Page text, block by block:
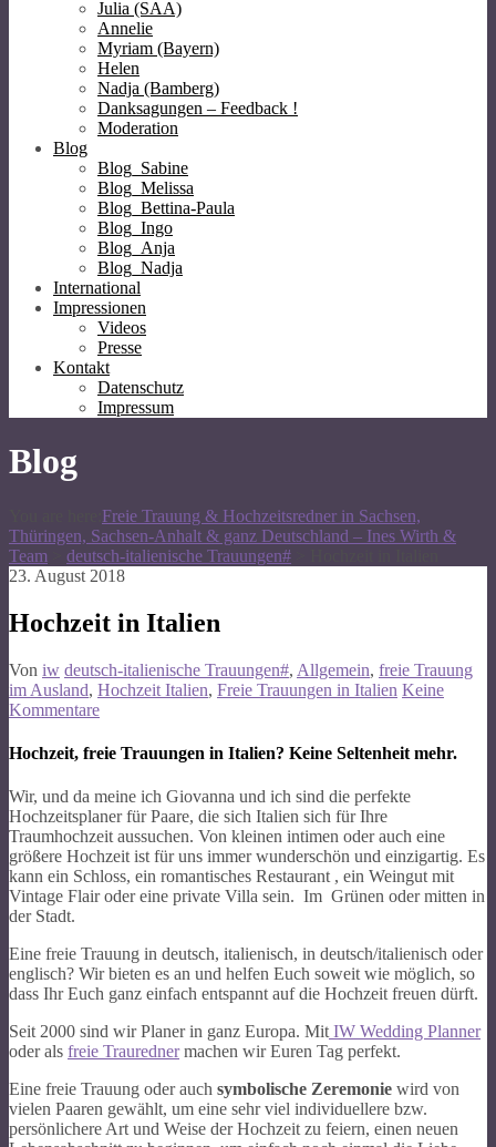
Julia (SAA)
Annelie
Myriam (Bayern)
Helen
Nadja (Bamberg)
Danksagungen – Feedback !
Moderation
Blog
Blog_Sabine
Blog_Melissa
Blog_Bettina-Paula
Blog_Ingo
Blog_Anja
Blog_Nadja
International
Impressionen
Videos
Presse
Kontakt
Datenschutz
Impressum
Blog
Freie Trauung & Hochzeitsredner in Sachsen,
Thüringen, Sachsen-Anhalt & ganz Deutschland – Ines Wirth &
Team
deutsch-italienische Trauungen#
23. August 2018
Hochzeit in Italien
Von iw deutsch-italienische Trauungen#, Allgemein, freie Trauung
im Ausland, Hochzeit Italien, Freie Trauungen in Italien Keine
Kommentare
Hochzeit, freie Trauungen in Italien? Keine Seltenheit mehr.
Wir, und da meine ich Giovanna und ich sind die perfekte
Hochzeitsplaner für Paare, die sich Italien sich für Ihre
Traumhochzeit aussuchen. Von kleinen intimen oder auch eine
größere Hochzeit ist für uns immer wunderschön und einzigartig. Es
kann ein Schloss, ein romantisches Restaurant , ein Weingut mit
Vintage Flair oder eine private Villa sein. Im Grünen oder mitten in
der Stadt.
Eine freie Trauung in deutsch, italienisch, in deutsch/italienisch oder
englisch? Wir bieten es an und helfen Euch soweit wie möglich, so
dass Ihr Euch ganz einfach entspannt auf die Hochzeit freuen dürft.
Seit 2000 sind wir Planer in ganz Europa. Mit IW Wedding Planner
oder als freie Traurednermachen wir Euren Tag perfekt.
Eine freie Trauung oder auch symbolische Zeremonie wird von
vielen Paaren gewählt, um eine sehr viel individuellere bzw.
persönlichere Art und Weise der Hochzeit zu feiern, einen neuen